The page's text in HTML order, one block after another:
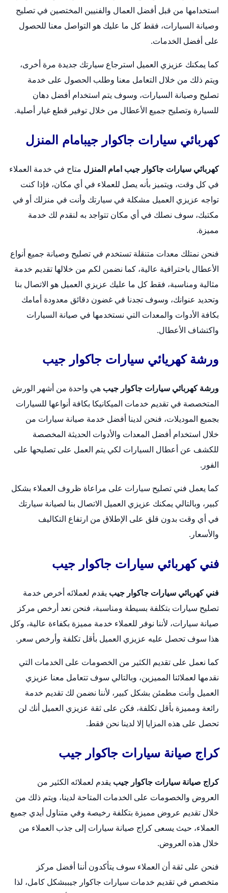
استخدامها من قبل أفضل العمال والفنيين المختصين في تصليح
وصيانة السيارات، فقط كل ما عليك هو التواصل معنا للحصول
على أفضل الخدمات.
كما يمكنك عزيزي العميل استرجاع سيارتك جديدة مرة أخرى،
ويتم ذلك من خلال التعامل معنا وطلب الحصول على خدمة
تصليح وصيانة السيارات، وسوف يتم استخدام أفضل دهان
للسيارة وتصليح جميع الأعطال من خلال توفير قطع غيار أصلية.
كهربائي سيارات جاكوار جيبامام المنزل
كهربائي سيارات جاكوار جيب امام المنزل متاح في خدمة العملاء
في كل وقت، ويتميز بأنه يصل للعملاء في أي مكان، فإذا كنت
تواجه عزيزي العميل مشكلة في سيارتك وأنت في منزلك أو في
مكتبك، سوف نصلك في أي مكان تتواجد به لنقدم لك خدمة
مميزة.
فنحن نمتلك معدات متنقلة تستخدم في تصليح وصيانة جميع أنواع
الأعطال باحترافية عالية، كما نضمن لكم من خلالها تقديم خدمة
مثالية ومناسبة، فقط كل ما عليك عزيزي العميل هو الاتصال بنا
وتحديد عنوانك، وسوف تجدنا في غضون دقائق معدودة أمامك
بكافة الأدوات والمعدات التي نستخدمها في صيانة السيارات
واكتشاف الأعطال.
ورشة كهريائي سيارات جاكوار جيب
ورشة كهربائي سيارات جاكوار جيب هي واحدة من أشهر الورش
المتخصصة في تقديم خدمات الميكانيكا بكافة أنواعها للسيارات
بجميع الموديلات، فنحن لدينا أفضل خدمة صيانة سيارات من
خلال استخدام أفضل المعدات والأدوات الحديثة المخصصة
للكشف عن أعطال السيارات لكي يتم العمل على تصليحها على
الفور.
كما يعمل فني تصليح سيارات على مراعاة ظروف العملاء بشكل
كبير، وبالتالي يمكنك عزيزي العميل الاتصال بنا لصيانة سيارتك
في أي وقت بدون قلق على الإطلاق من ارتفاع التكاليف
والأسعار.
فني كهربائي سيارات جاكوار جيب
فني كهربائي سيارات جاكوار جيب يقدم لعملائه أخرص خدمة
تصليح سيارات بتكلفة بسيطة ومناسبة، فنحن نعد أرخص مركز
صيانة سيارات، لأننا نوفر للعملاء خدمة مميزة بكفاءة عالية، وكل
هذا سوف تحصل عليه عزيزي العميل بأقل تكلفة وأرخص سعر.
كما نعمل على تقديم الكثير من الخصومات على الخدمات التي
نقدمها لعملائنا المميزين، وبالتالي سوف تتعامل معنا عزيزي
العميل وأنت مطمئن بشكل كبير، لأننا نضمن لك تقديم خدمة
رائعة ومميزة بأقل تكلفة، فكن على ثقة عزيزي العميل أنك لن
تحصل على هذه المزايا إلا لدينا نحن فقط.
كراج صيانة سيارات جاكوار جيب
كراج صيانة سيارات جاكوار جيب يقدم لعملائه الكثير من
العروض والخصومات على الخدمات المتاحة لدينا، ويتم ذلك من
خلال تقديم عروض مميزة بتكلفة رخيصة وفي متناول أيدي جميع
العملاء، حيث يسعى كراج صيانة سيارات إلى جذب العملاء من
خلال هذه العروض.
فنحن على ثقة أن العملاء سوف يتأكدون أننا أفضل مركز
متخصص في تقديم خدمات سيارات جاكوار جيببشكل كامل، لذا